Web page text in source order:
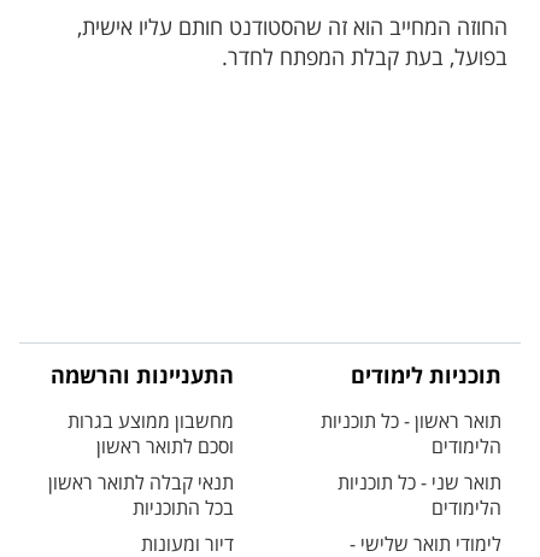
​החוזה המחייב הוא זה שהסטודנט חותם עליו אישית,
בפועל, בעת קבלת המפתח לחדר.​​
תוכניות לימודים
תואר ראשון - כל תוכניות
הלימודים
תואר שני - כל תוכניות
הלימודים
לימודי תואר שלישי -
התעניינות והרשמה
מחשבון ממוצע בגרות
וסכם לתואר ראשון
תנאי קבלה לתואר ראשון
בכל התוכניות
דיור ומעונות